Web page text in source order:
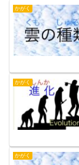
かがく
かがく
かがく